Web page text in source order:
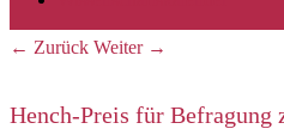
← Zurück Weiter →
Hench-Preis für Befragung